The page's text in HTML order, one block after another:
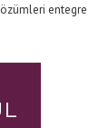
entegre